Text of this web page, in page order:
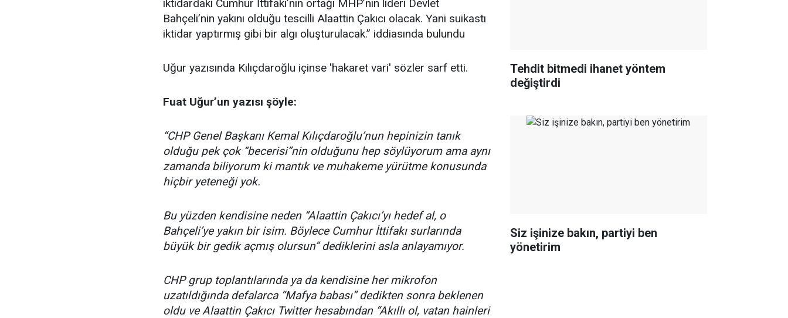
iktidardaki Cumhur İttifakı’nın ortağı MHP’nin lideri Devlet
Bahçeli’nin yakını olduğu tescilli Alaattin Çakıcı olacak. Yani suikastı
iktidar yaptırmış gibi bir algı oluşturulacak.” iddiasında bulundu
Uğur yazısında Kılıçdaroğlu içinse 'hakaret vari' sözler sarf etti.
Fuat Uğur’un yazısı şöyle:
“CHP Genel Başkanı Kemal Kılıçdaroğlu’nun hepinizin tanık
olduğu pek çok “becerisi”nin olduğunu hep söylüyorum ama aynı
zamanda biliyorum ki mantık ve muhakeme yürütme konusunda
hiçbir yeteneği yok.
Bu yüzden kendisine neden “Alaattin Çakıcı’yı hedef al, o
Bahçeli’ye yakın bir isim. Böylece Cumhur İttifakı surlarında
büyük bir gedik açmış olursun” dediklerini asla anlayamıyor.
CHP grup toplantılarında ya da kendisine her mikrofon
uzatıldığında defalarca “Mafya babası” dedikten sonra beklenen
oldu ve Alaattin Çakıcı Twitter hesabından “Akıllı ol, vatan hainleri
Tehdit bitmedi ihanet yöntem
değiştirdi
Siz işinize bakın, partiyi ben
yönetirim